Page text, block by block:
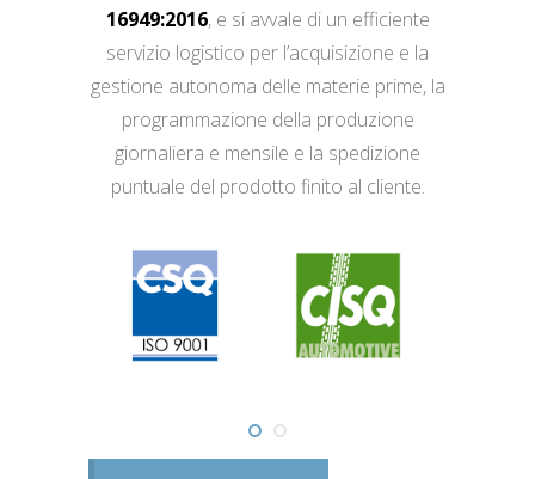
16949:2016, e si avvale di un efficiente
servizio logistico per l’acquisizione e la
gestione autonoma delle materie prime, la
programmazione della produzione
giornaliera e mensile e la spedizione
puntuale del prodotto finito al cliente.